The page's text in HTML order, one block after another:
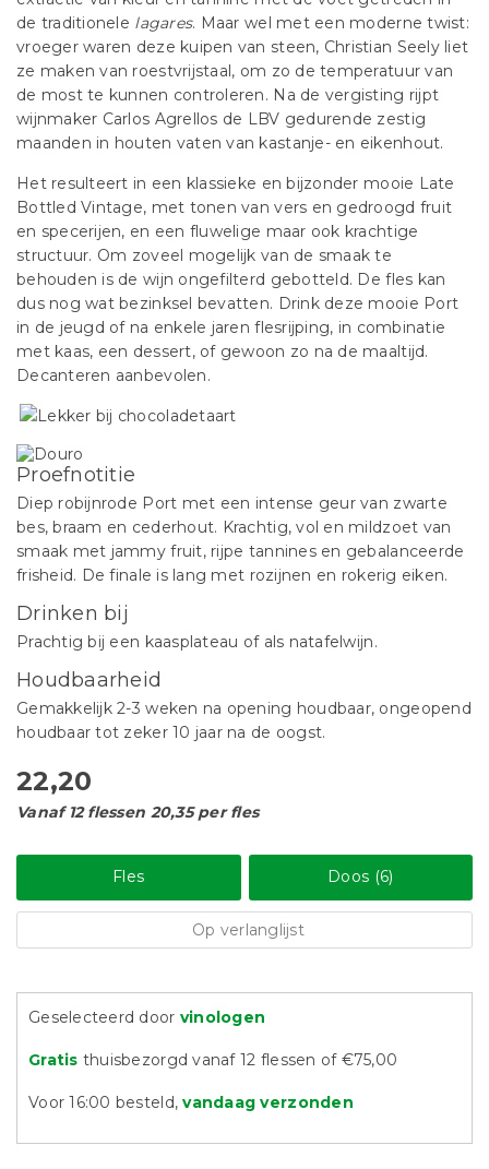
de traditionele lagares. Maar wel met een moderne twist:
vroeger waren deze kuipen van steen, Christian Seely liet
ze maken van roestvrijstaal, om zo de temperatuur van
de most te kunnen controleren. Na de vergisting rijpt
wijnmaker Carlos Agrellos de LBV gedurende zestig
maanden in houten vaten van kastanje- en eikenhout.
Het resulteert in een klassieke en bijzonder mooie Late
Bottled Vintage, met tonen van vers en gedroogd fruit
en specerijen, en een fluwelige maar ook krachtige
structuur. Om zoveel mogelijk van de smaak te
behouden is de wijn ongefilterd gebotteld. De fles kan
dus nog wat bezinksel bevatten. Drink deze mooie Port
in de jeugd of na enkele jaren flesrijping, in combinatie
met kaas, een dessert, of gewoon zo na de maaltijd.
Decanteren aanbevolen.
Proefnotitie
Diep robijnrode Port met een intense geur van zwarte
bes, braam en cederhout. Krachtig, vol en mildzoet van
smaak met jammy fruit, rijpe tannines en gebalanceerde
frisheid. De finale is lang met rozijnen en rokerig eiken.
Drinken bij
Prachtig bij een kaasplateau of als natafelwijn.
Houdbaarheid
Gemakkelijk 2-3 weken na opening houdbaar, ongeopend
houdbaar tot zeker 10 jaar na de oogst.
22,20
Vanaf 12 flessen 20,35 per fles
Fles Doos (6)
Op verlanglijst
Geselecteerd door vinologen
Gratis thuisbezorgd vanaf 12 flessen of €75,00
Voor 16:00 besteld,vandaag verzonden